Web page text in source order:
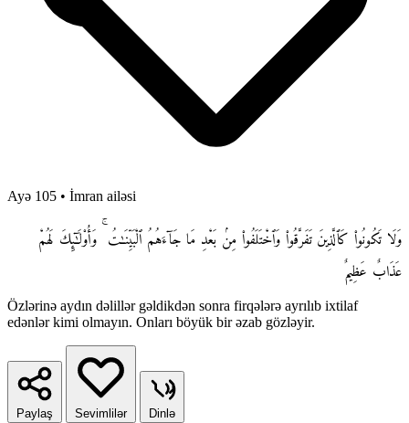
Ayə 105 • İmran ailəsi
وَلَا تَكُونُوا۟ كَٱلَّذِينَ تَفَرَّقُوا۟ وَٱخْتَلَفُوا۟ مِنۢ بَعْدِ مَا جَآءَهُمُ ٱلْبَيِّنَـٰتُ ۚ وَأُو۟لَـٰٓئِكَ لَهُمْ
عَذَابٌ عَظِيمٌ
Özlərinə aydın dəlillər gəldikdən sonra firqələrə ayrılıb ixtilaf
edənlər kimi olmayın. Onları böyük bir əzab gözləyir.
Paylaş Sevimlilər Dinlə